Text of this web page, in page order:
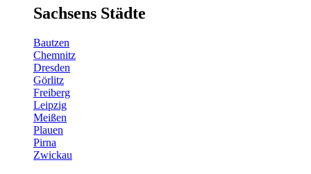
Sachsens Städte
Bautzen
Chemnitz
Dresden
Görlitz
Freiberg
Leipzig
Meißen
Plauen
Pirna
Zwickau